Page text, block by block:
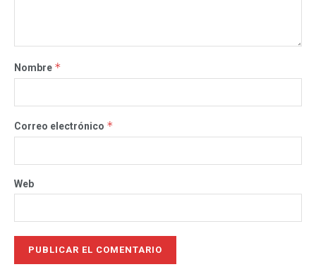
Nombre *
Correo electrónico *
Web